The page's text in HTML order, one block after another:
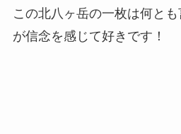
この北八ヶ岳の一枚は何と
が信念を感じて好きです！